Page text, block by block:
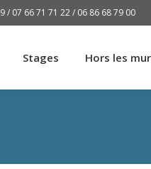
/ 07 66 71 71 22 / 06 86 68 79 00
Stages Hors les